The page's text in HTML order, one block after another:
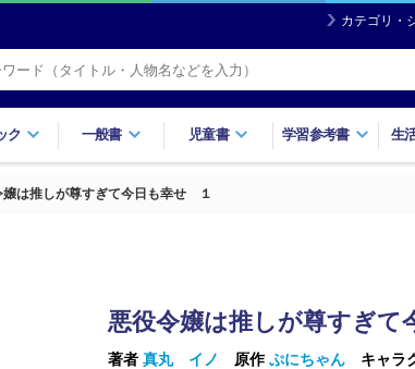
カテゴリ・
ク 一般書 児童書 学習参考書 生
嬢は推しが尊すぎて今日も幸せ １
悪役令嬢は推しが尊すぎ
著者 真丸 イノ 原作ぷにちゃん キャラ